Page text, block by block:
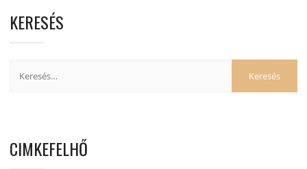
KERESÉS
CIMKEFELHŐ